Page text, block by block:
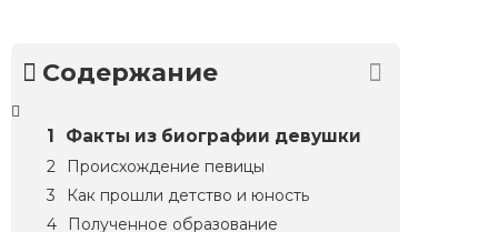
Содержание
Факты из биографии девушки
Происхождение певицы
Как прошли детство и юность
Полученное образование